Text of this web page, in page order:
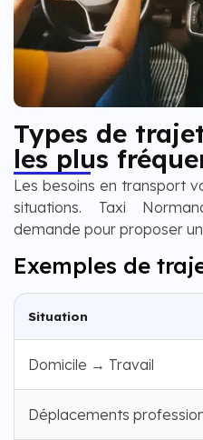
Types de
les plus
Les besoins en transport
situations. Taxi
demande pour proposer
Exemples de
Situation
Domicile → Travail
Déplacements